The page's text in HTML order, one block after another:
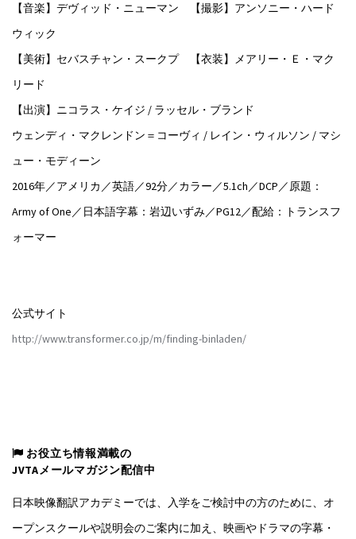
【音楽】デヴィッド・ニューマン 【撮影】アンソニー・ハード
ウィック
【美術】セバスチャン・スークプ 【衣装】メアリー・Ｅ・マク
リード
【出演】ニコラス・ケイジ / ラッセル・ブランド
ウェンディ・マクレンドン＝コーヴィ / レイン・ウィルソン / マシ
ュー・モディーン
2016年／アメリカ／英語／92分／カラー／5.1ch／DCP／原題：
Army of One／日本語字幕：岩辺いずみ／PG12／配給：トランスフ
ォーマー
公式サイト
http://www.transformer.co.jp/m/finding-binladen/
お役立ち情報満載の
JVTAメールマガジン配信中
日本映像翻訳アカデミーでは、入学をご検討中の方のために、オ
ープンスクールや説明会のご案内に加え、映画やドラマの字幕・